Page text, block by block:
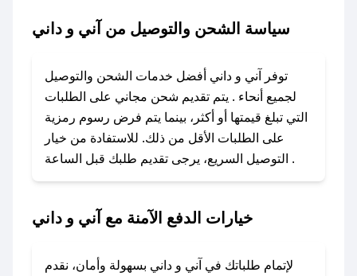
باستخدام تطبيق صحصح، يمكنك العثور بسهولة على
تواصل معنا عبر تويتر أو البريد الإلكتروني لإضافته
بسرعة.
### كيفية استخدام كود خصم آني و داني؟
1. انسخ كود الخصم من تطبيق صحصح.
2. الصقه في خانة الدفع عند التسوق من آني و داني.
### ماذا أفعل إذا لم يعمل كود الخصم؟
الرسائل الخاصة على تويتر أو البريد الإلكتروني،
سياسة الشحن والتوصيل من آني و داني
توفر آني و داني أفضل خدمات الشحن والتوصيل
لجميع أنحاء . يتم تقديم شحن مجاني على الطلبات
التي تبلغ قيمتها أو أكثر، بينما يتم فرض رسوم رمزية
على الطلبات الأقل من ذلك. للاستفادة من خيار
التوصيل السريع، يرجى تقديم طلبك قبل الساعة .
خيارات الدفع الآمنة مع آني و داني
لإتمام طلباتك في آني و داني بسهولة وأمان، نقدم